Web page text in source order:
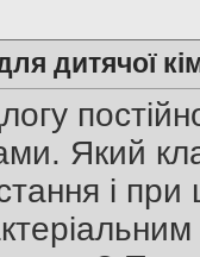
дитячої
Який
і